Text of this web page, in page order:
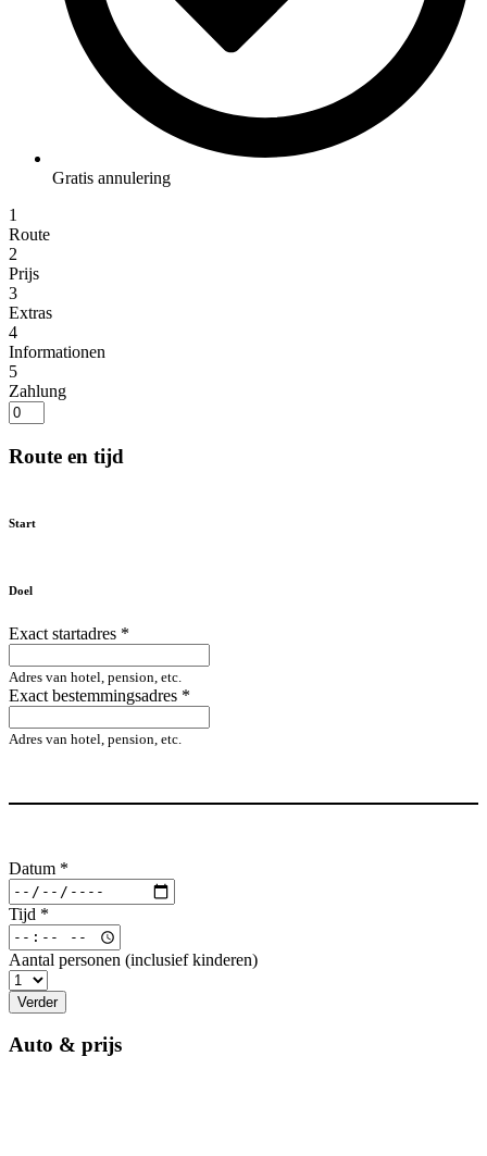
Gratis annulering
1
Route
2
Prijs
3
Extras
4
Informationen
5
Zahlung
Route en tijd
Start
Doel
Exact startadres *
Adres van hotel, pension, etc.
Exact bestemmingsadres *
Adres van hotel, pension, etc.
Datum *
Tijd *
Aantal personen (inclusief kinderen)
Verder
Auto & prijs